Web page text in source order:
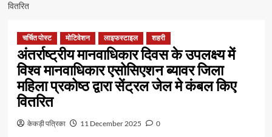
वितरित
चर्चित पोस्ट मोटिवेशन लाइफस्टाइल शहरी
अंतर्राष्ट्रीय मानवाधिकार दिवस के उपलक्ष्य में
विश्व मानवाधिकार एसोसिएशन ब्यावर जिला
महिला प्रकोष्ठ द्वारा सेंट्रल जेल मे कंबल किए
वितरित
केकड़ी पत्रिका 11 December 2025 0